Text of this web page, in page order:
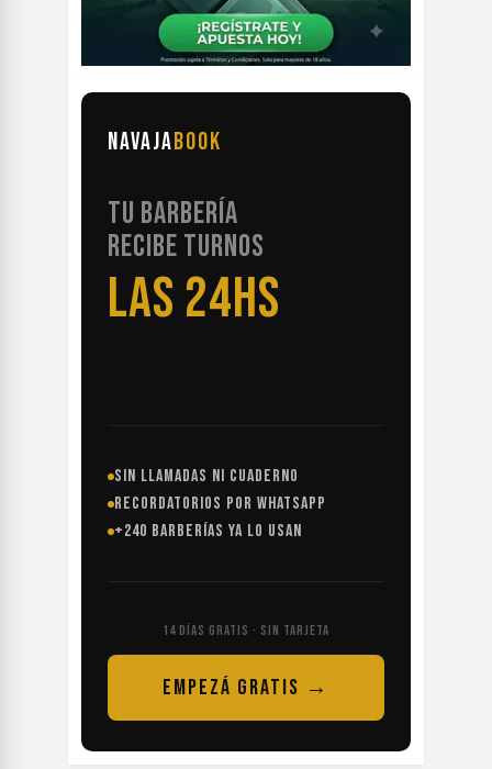
NAVAJABOOK
TU BARBERÍA
RECIBE TURNOS
LAS 24HS
SIN LLAMADAS NI CUADERNO
RECORDATORIOS POR WHATSAPP
+240 BARBERÍAS YA LO USAN
14 DÍAS GRATIS · SIN TARJETA
EMPEZÁ GRATIS →